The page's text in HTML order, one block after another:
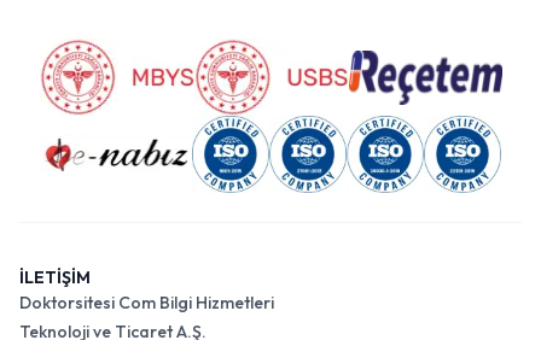
İLETİŞİM
Doktorsitesi Com Bilgi Hizmetleri
Teknoloji ve Ticaret A.Ş.